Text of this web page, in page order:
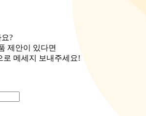
?
제안이 있다면
로 메세지 보내주세요!